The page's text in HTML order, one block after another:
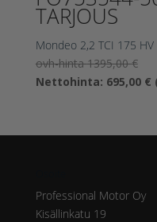
TARJOUS
Mondeo 2,2 TCI 175 HV
ovh-hinta1395,00€
Nettohinta: 695,00 €
Professional Motor Oy
Kisällinkatu 19